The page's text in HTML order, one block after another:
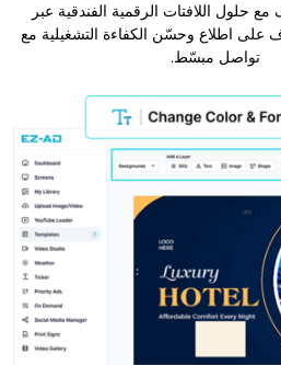
حلول اللافتات الرقمية الفندقية عبر
على اطلاع وحسّن الكفاءة التشغيلية مع
تواصل مبسّط.